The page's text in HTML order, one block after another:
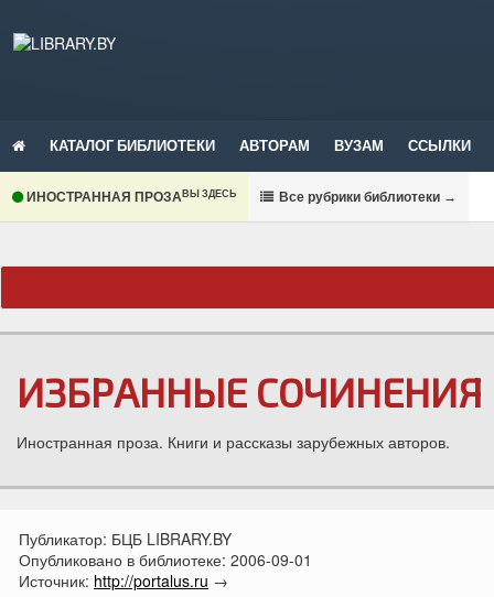
КАТАЛОГ БИБЛИОТЕКИ АВТОРАМ ВУЗАМ ССЫЛКИ
ИНОСТРАННАЯ ПРОЗАВЫ ЗДЕСЬ Все рубрики библиотеки →
ИЗБРАННЫЕ
Иностранная проза. Книги и рассказы зарубежных авторов.
Публикатор: БЦБ LIBRARY.BY
Опубликовано в библиотеке: 2006-09-01
Источник: http://portalus.ru →